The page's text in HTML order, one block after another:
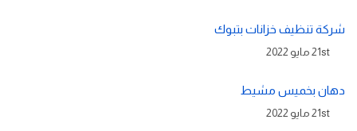
شركة تنظيف خزانات بتبوك
21st مايو 2022
دهان بخميس مشيط
21st مايو 2022